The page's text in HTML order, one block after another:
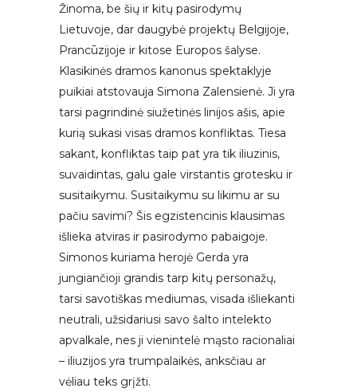
Žinoma, be šių ir kitų pasirodymų
Lietuvoje, dar daugybė projektų Belgijoje,
Prancūzijoje ir kitose Europos šalyse.
Klasikinės dramos kanonus spektaklyje
puikiai atstovauja Simona Zalensienė. Ji yra
tarsi pagrindinė siužetinės linijos ašis, apie
kurią sukasi visas dramos konfliktas. Tiesa
sakant, konfliktas taip pat yra tik iliuzinis,
suvaidintas, galu gale virstantis grotesku ir
susitaikymu. Susitaikymu su likimu ar su
pačiu savimi? Šis egzistencinis klausimas
išlieka atviras ir pasirodymo pabaigoje.
Simonos kuriama herojė Gerda yra
jungiančioji grandis tarp kitų personažų,
tarsi savotiškas mediumas, visada išliekanti
neutrali, užsidariusi savo šalto intelekto
apvalkale, nes ji vienintelė mąsto racionaliai
– iliuzijos yra trumpalaikės, anksčiau ar
vėliau teks grįžti.